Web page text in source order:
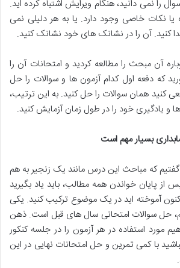
را نمی دانید، هنگام ویرایش اشتباه کرده اید.
یا نکات خاصی وجود دارد. یا به هر دلیلی نمی
کنید. آن را در نشانک های خود نشانک کنید.
آن مبحث را مطالعه کردید و امتحانات آن را
که دفعه اول کدام آزمون ها و سوالات را حل
کنید همان سوالات را حل کنید. به این ترتیب،
و یادگیری خود را در طول زمان آزمایش کنید.
بسیار مهم است
گفتیم که مباحث این درس مانند یک زنجیر به هم
از پایان خواندن همه مطالب، باید یاد بگیرید
آموخته اید در یک موضوع ترکیب کنید. یکی
حل سوالات امتحانی سال های قبل است. ذهن
مورد استفاده در هر آزمون را در جلسه کنکور
با کمی تمرین و حل امتحانات نهایی در این